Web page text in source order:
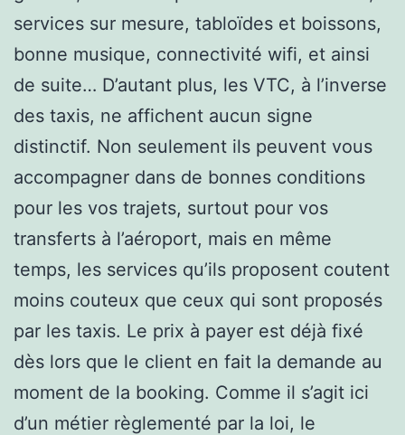
services sur mesure, tabloïdes et boissons,
bonne musique, connectivité wifi, et ainsi
de suite… D’autant plus, les VTC, à l’inverse
des taxis, ne affichent aucun signe
distinctif. Non seulement ils peuvent vous
accompagner dans de bonnes conditions
pour les vos trajets, surtout pour vos
transferts à l’aéroport, mais en même
temps, les services qu’ils proposent coutent
moins couteux que ceux qui sont proposés
par les taxis. Le prix à payer est déjà fixé
dès lors que le client en fait la demande au
moment de la booking. Comme il s’agit ici
d’un métier règlementé par la loi, le